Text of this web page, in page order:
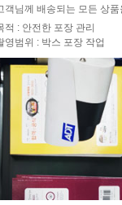
객님께 배송되는 모든 상
적 : 안전한 포장 관리
영범위 : 박스 포장 작업